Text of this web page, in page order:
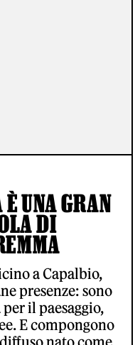
UNA GRAN
DI
a Capalbio,
presenze: sono
il paesaggio,
E compongono